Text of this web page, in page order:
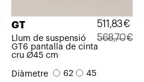
GT
Llum de suspensió
GT6 pantalla de cinta
cru Ø45 cm
568,70€
El
511,83€
El
Diàmetre 62 45